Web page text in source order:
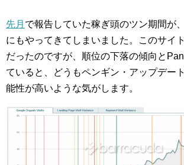
先月 で報告していた稼ぎ頭のツン期間が
にもやってきてしまいました。このサイ
だったのですが、順位の下落の傾向と
ていると、どうもペンギン・アップデー
能性が高いような気がします。